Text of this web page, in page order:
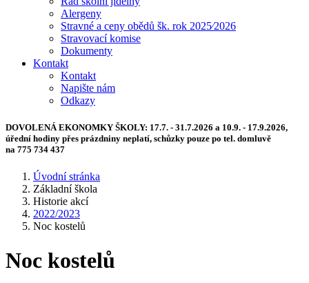
Alergeny
Stravné a ceny obědů šk. rok 2025⁄2026
Stravovací komise
Dokumenty
Kontakt
Kontakt
Napište nám
Odkazy
DOVOLENÁ EKONOMKY ŠKOLY: 17.7. - 31.7.2026 a 10.9. - 17.9.2026,
úřední hodiny přes prázdniny neplatí, schůzky pouze po tel. domluvě
na 775 734 437
Úvodní stránka
Základní škola
Historie akcí
2022/2023
Noc kostelů
Noc kostelů